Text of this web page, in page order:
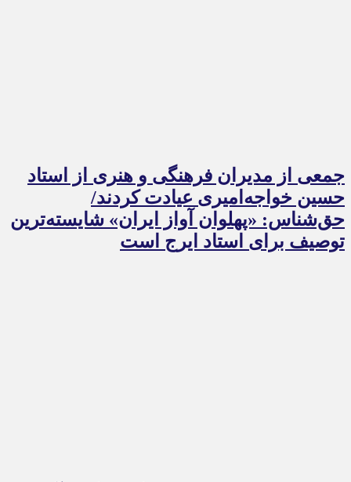
جمعی از مدیران فرهنگی و هنری از استاد
حسین خواجه‌امیری عیادت کردند/
حق‌شناس: «پهلوان آواز ایران» شایسته‌ترین
توصیف برای استاد ایرج است